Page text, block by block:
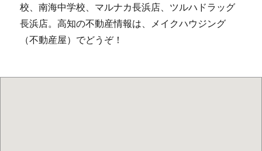
校、南海中学校、マルナカ長浜店、ツルハドラッグ
長浜店。高知の不動産情報は、メイクハウジング
（不動産屋）でどうぞ！